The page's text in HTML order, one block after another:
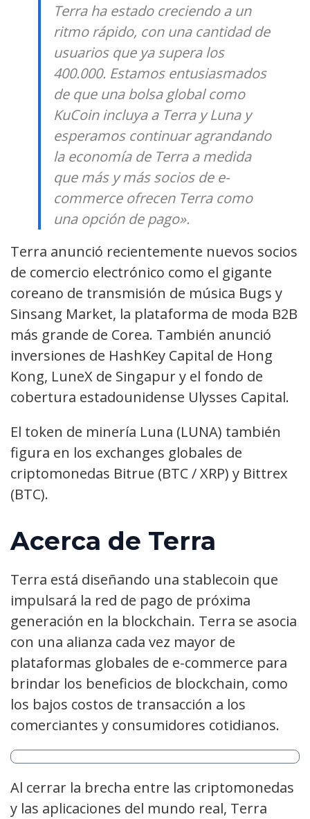
Terra ha estado creciendo a un
ritmo rápido, con una cantidad de
usuarios que ya supera los
400.000. Estamos entusiasmados
de que una bolsa global como
KuCoin incluya a Terra y Luna y
esperamos continuar agrandando
la economía de Terra a medida
que más y más socios de e-
commerce ofrecen Terra como
una opción de pago».
Terra anunció recientemente nuevos socios
de comercio electrónico como el gigante
coreano de transmisión de música Bugs y
Sinsang Market, la plataforma de moda B2B
más grande de Corea. También anunció
inversiones de HashKey Capital de Hong
Kong, LuneX de Singapur y el fondo de
cobertura estadounidense Ulysses Capital.
El token de minería Luna (LUNA) también
figura en los exchanges globales de
criptomonedas Bitrue (BTC / XRP) y Bittrex
(BTC).
Acerca de Terra
Terra está diseñando una stablecoin que
impulsará la red de pago de próxima
generación en la blockchain. Terra se asocia
con una alianza cada vez mayor de
plataformas globales de e-commerce para
brindar los beneficios de blockchain, como
los bajos costos de transacción a los
comerciantes y consumidores cotidianos.
Al cerrar la brecha entre las criptomonedas
y las aplicaciones del mundo real, Terra